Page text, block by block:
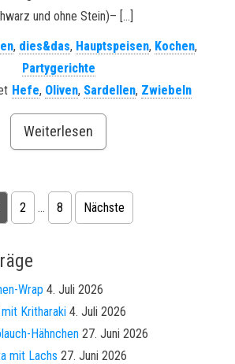
und ohne Stein)– […]
, dies&das, Hauptspeisen, Kochen,
Partygerichte
Hefe, Oliven, Sardellen, Zwiebeln
Weiterlesen
der Beiträge
2 … 8 Nächste
Wrap 4. Juli 2026
Kritharaki 4. Juli 2026
Hähnchen 27. Juni 2026
mit Lachs 27. Juni 2026